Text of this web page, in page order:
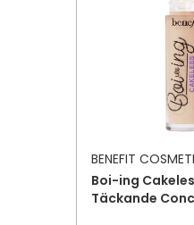
BENEFIT
Boi-ing
Täckande